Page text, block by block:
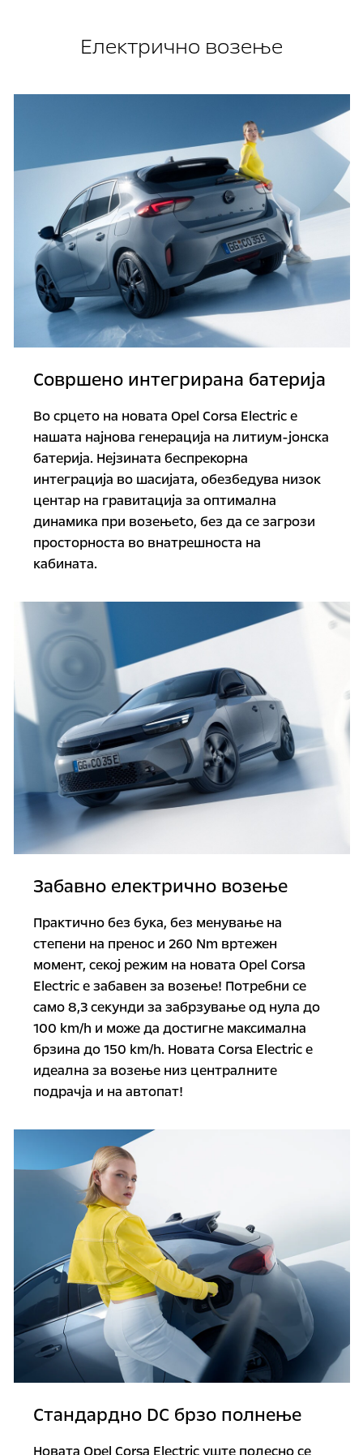
Електрично возење
Совршено интегрирана батерија
Во срцето на новата Opel Corsa Electric е
нашата најнова генерација на литиум-јонска
батерија. Нејзината беспрекорна
интеграција во шасијата, обезбедува низок
центар на гравитација за оптимална
динамика при возењеto, без да се загрози
просторноста во внатрешноста на
кабината.
Забавно електрично возење
Практично без бука, без менување на
степени на пренос и 260 Nm вртежен
момент, секој режим на новата Opel Corsa
Electric е забавен за возење! Потребни се
само 8,3 секунди за забрзување од нула до
100 km/h и може да достигне максимална
брзина до 150 km/h. Новата Corsa Electric е
идеална за возење низ централните
подрачја и на автопат!
Стандардно DC брзо полнење